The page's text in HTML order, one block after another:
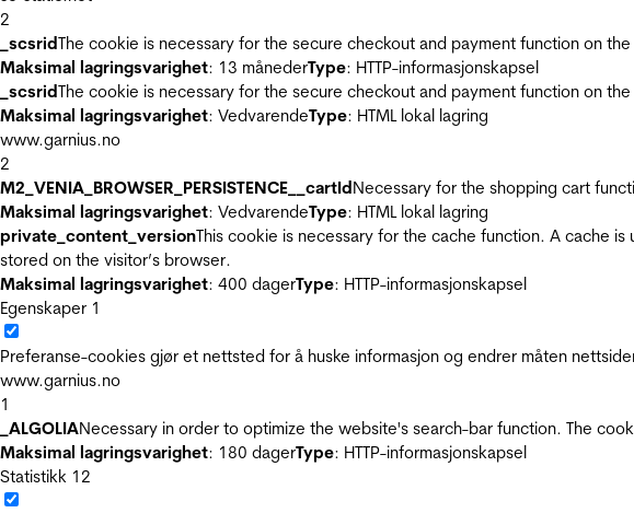
2
_scsridThe cookie is necessary for the secure checkout and payment function on
Maksimal lagringsvarighet: 13 månederType: HTTP-informasjonskapsel
_scsridThe cookie is necessary for the secure checkout and payment function on
Maksimal lagringsvarighet: VedvarendeType: HTML lokal lagring
www.garnius.no
2
M2_VENIA_BROWSER_PERSISTENCE__cartIdNecessary for the shopping cart
Maksimal lagringsvarighet: VedvarendeType: HTML lokal lagring
private_content_versionThis cookie is necessary for the cache function. A cache
stored on the visitor’s browser.
Maksimal lagringsvarighet: 400 dagerType: HTTP-informasjonskapsel
Egenskaper 1
Preferanse-cookies gjør et nettsted for å huske informasjon og endrer måten
www.garnius.no
1
_ALGOLIANecessary in order to optimize the website's search-bar function. The
Maksimal lagringsvarighet: 180 dagerType: HTTP-informasjonskapsel
Statistikk 12